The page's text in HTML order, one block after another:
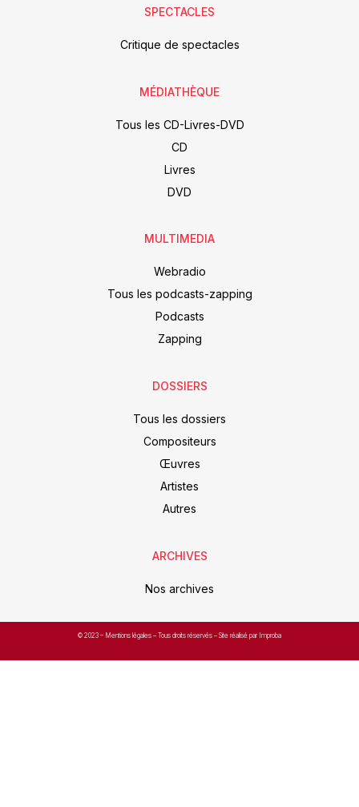
SPECTACLES
Critique de spectacles
MÉDIATHÈQUE
Tous les CD-Livres-DVD
CD
Livres
DVD
MULTIMEDIA
Webradio
Tous les podcasts-zapping
Podcasts
Zapping
DOSSIERS
Tous les dossiers
Compositeurs
Œuvres
Artistes
Autres
ARCHIVES
Nos archives
© 2023 – Mentions légales – Tous droits réservés – Site réalisé par Improba